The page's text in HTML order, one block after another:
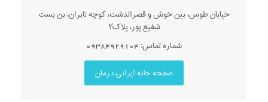
خیابان طوس، بین خوش و قصرالدشت، کوچه تابران، بن بست
شفیع پور، پلاک۲
شماره تماس: 09384929104
صفحه خانه ایرانی درمان